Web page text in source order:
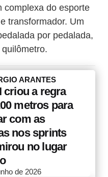
ARANTES
criou a regra
metros para
com as
nos sprints
no lugar
de 2026
complexa do esporte
transformador. Um
por pedalada,